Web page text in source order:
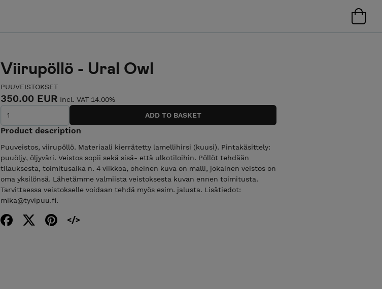
Viirupöllö - Ural Owl
PUUVEISTOKSET
350.00 EUR Incl. VAT 14.00%
Product description
Puuveistos, viirupöllö. Materiaali kierrätetty lamellihirsi (kuusi). Pintakäsittely:
puuöljy, öljyväri. Veistos sopii sekä sisä- että ulkotiloihin. Pöllöt tehdään
tilauksesta, toimitusaika n. 4 viikkoa, oheinen kuva on malli, jokainen veistos on
oma yksilönsä. Lähetämme valmiista veistoksesta kuvan ennen toimitusta.
Tarvittaessa veistokselle voidaan tehdä myös esim. jalusta. Lisätiedot:
mika@tyvipuu.fi.